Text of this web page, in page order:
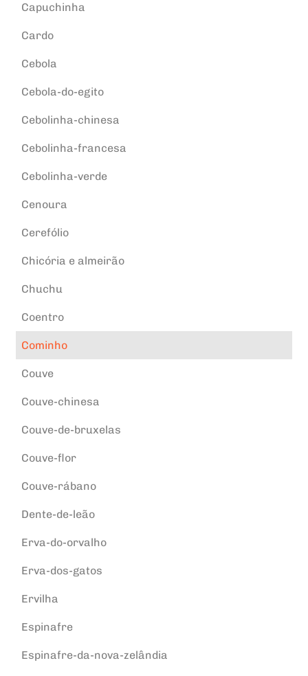
Capuchinha
Cardo
Cebola
Cebola-do-egito
Cebolinha-chinesa
Cebolinha-francesa
Cebolinha-verde
Cenoura
Cerefólio
Chicória e almeirão
Chuchu
Coentro
Cominho
Couve
Couve-chinesa
Couve-de-bruxelas
Couve-flor
Couve-rábano
Dente-de-leão
Erva-do-orvalho
Erva-dos-gatos
Ervilha
Espinafre
Espinafre-da-nova-zelândia